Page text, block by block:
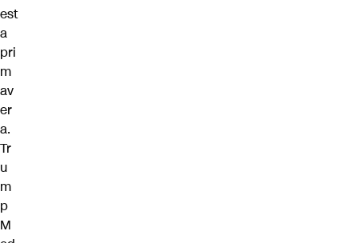
est
a
pri
m
av
er
a.
Tr
u
m
p
M